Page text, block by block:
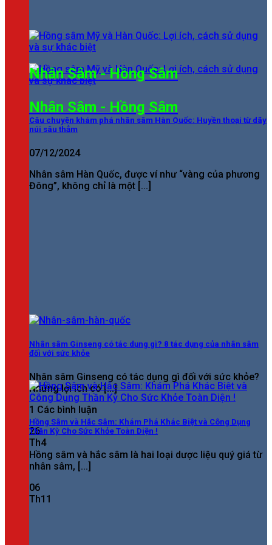
Nhân Sâm - Hồng Sâm
Nhân sâm Ginseng có tác dụng gì? 8 tác dụng của nhân sâm
đối với sức khỏe
Nhân sâm Ginseng có tác dụng gì đối với sức khỏe?
Những lợi ích có [...]
1 Các bình luận
26
Th4
Nhân Sâm - Hồng Sâm
Câu chuyện khám phá nhân sâm Hàn Quốc: Huyền thoại từ dãy
núi sâu thẳm
07/12/2024
Nhân sâm Hàn Quốc, được ví như “vàng của phương
Đông”, không chỉ là một [...]
Hồng Sâm và Hắc Sâm: Khám Phá Khác Biệt và Công Dụng
Thần Kỳ Cho Sức Khỏe Toàn Diện !
Hồng sâm và hắc sâm là hai loại dược liệu quý giá từ
nhân sâm, [...]
06
Th11